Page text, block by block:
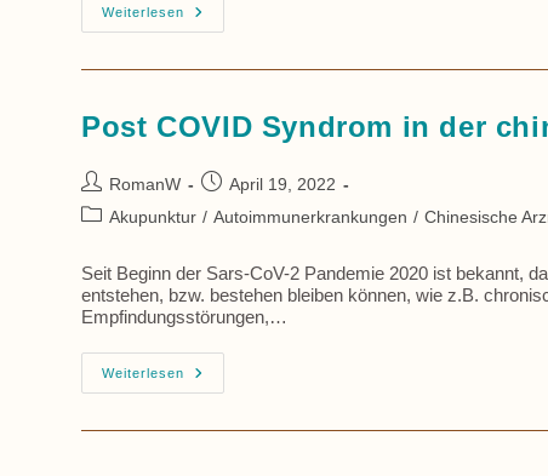
Weiterlesen
Magen-
/
Post COVID Syndrom in der
Beitrags-
Autor:
RomanW
Beitrag
veröffentlicht:
April 19, 2022
Beitrags-
Akupunktur / Autoimmunerkrankungen / Chinesische
Seit Beginn der Sars-CoV-2 Pandemie 2020 ist bekannt,
entstehen, bzw. bestehen bleiben können, wie z.B.
Empfindungsstörungen,…
Weiterlesen
Post
COVID